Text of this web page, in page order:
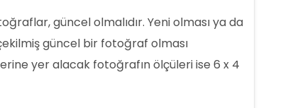
güncel olmalıdır. Yeni olması ya da
güncel bir fotoğraf olması
yer alacak fotoğrafın ölçüleri ise 6 x 4